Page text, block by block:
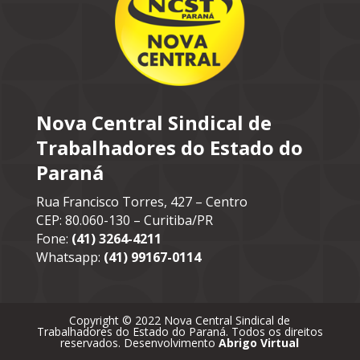
Nova Central Sindical de
Trabalhadores do Estado do
Paraná
Rua Francisco Torres, 427 – Centro
CEP: 80.060-130 – Curitiba/PR
Fone: (41) 3264-4211
Whatsapp: (41) 99167-0114
Copyright © 2022 Nova Central Sindical de
Trabalhadores do Estado do Paraná. Todos os direitos
reservados. DesenvolvimentoAbrigo Virtual